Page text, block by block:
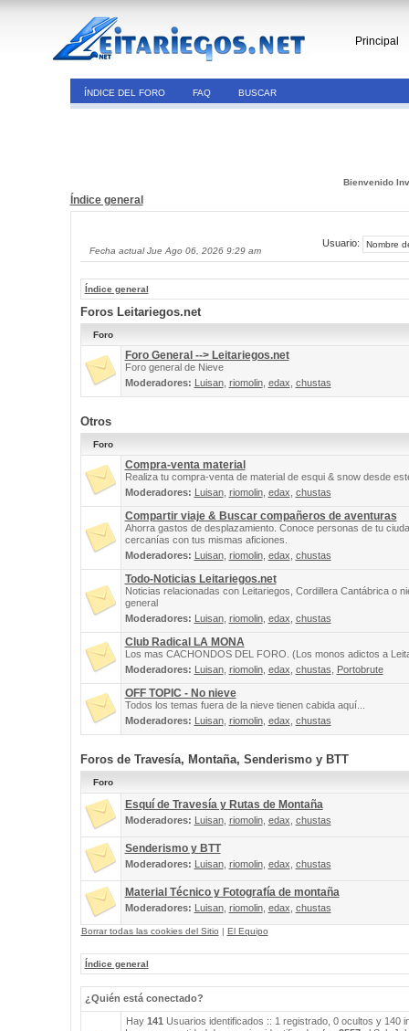
Principal
ÍNDICE DEL FORO FAQ BUSCAR
Bienvenido
Índice general
Fecha actual Jue Ago 06, 2026 9:29 am
Usuario:
Índice general
Foros Leitariegos.net
Foro
Foro General --> Leitariegos.net
Foro general de Nieve
Moderadores: Luisan, riomolin, edax chustas
Otros
Foro
Compra-venta material
Realiza tu compra-venta de material de esqui & snow desde
Moderadores: Luisan, riomolin, edax chustas
Compartir viaje & Buscar compañeros de aventuras
Ahorra gastos de desplazamiento. Conoce personas de tu
cercanías con tus mismas aficiones.
Moderadores: Luisan, riomolin, edax chustas
Todo-Noticias Leitariegos.net
Noticias relacionadas con Leitariegos, Cordillera Cantábrica o
general
Moderadores: Luisan, riomolin, edax chustas
Club Radical LA MONA
Los mas CACHONDOS DEL FORO. (Los monos adictos a
Moderadores: Luisan, riomolin, edax chustas Portobrute
OFF TOPIC - No nieve
Todos los temas fuera de la nieve tienen cabida aquí...
Moderadores: Luisan, riomolin, edax chustas
Foros de Travesía, Montaña, Senderismo y BTT
Foro
Esquí de Travesía y Rutas de Montaña
Moderadores: Luisan, riomolin, edax chustas
Senderismo y BTT
Moderadores: Luisan, riomolin, edax chustas
Material Técnico y Fotografía de montaña
Moderadores: Luisan, riomolin, edax chustas
Borrar todas las cookies del Sitio | El Equipo
Índice general
¿Quién está conectado?
Hay 141 Usuarios identificados :: 1 registrado, 0 ocultos y 140